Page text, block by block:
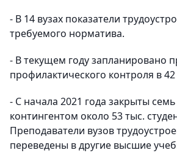
- В 14 вузах показатели
требуемого норматива.
- В текущем году запланировано
профилактического контроля в 42
- С начала 2021 года закрыты семь
контингентом около 53 тыс.
Преподаватели вузов
переведены в другие высшие